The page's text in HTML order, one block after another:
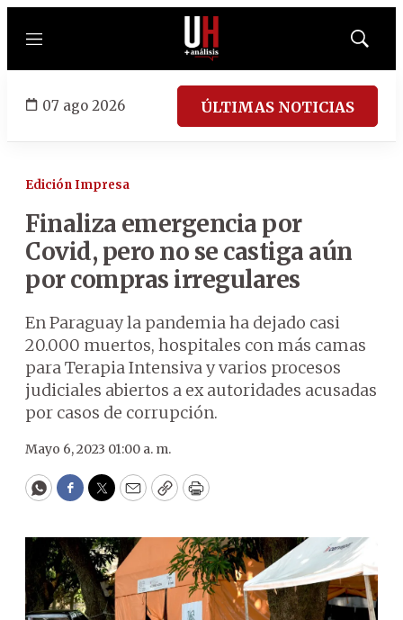
Menú
Mostrar
07 ago 2026 ÚLTIMAS NOTICIAS
Edición Impresa
Finaliza emergencia por
Covid, pero no se castiga aún
por compras irregulares
En Paraguay la pandemia ha dejado casi
20.000 muertos, hospitales con más camas
para Terapia Intensiva y varios procesos
judiciales abiertos a ex autoridades acusadas
por casos de corrupción.
Mayo 6, 2023 01:00 a. m.
WhatsApp
Facebook
Twitter
EmailCopyPrint